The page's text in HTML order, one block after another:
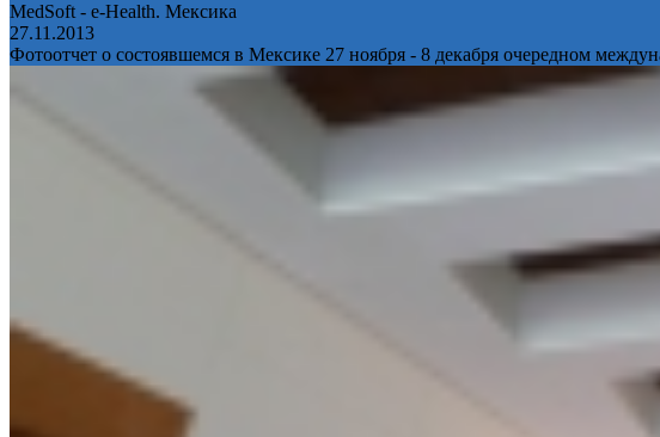
MedSoft - e-Health. Мексика
27.11.2013
Фотоотчет о состоявшемся в Мексике 27 ноября - 8 декабря очередном